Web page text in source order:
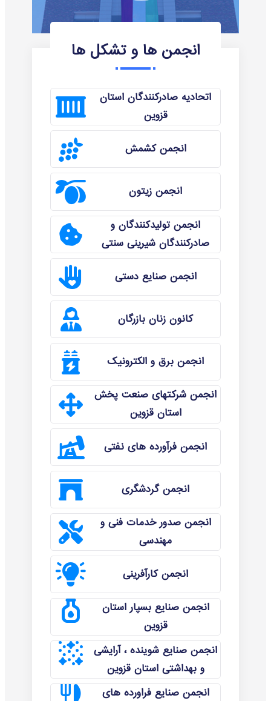
انجمن ها و تشکل ها
اتحادیه صادرکنندگان استان
قزوین
انجمن کشمش
انجمن زیتون
انجمن تولیدکنندگان و
صادرکنندگان شیرینی سنتی
انجمن صنایع دستی
کانون زنان بازرگان
انجمن برق و الکترونیک
انجمن شرکتهای صنعت پخش
استان قزوین
انجمن فرآورده های نفتی
انجمن گردشگری
انجمن صدور خدمات فنی و
مهندسی
انجمن کارآفرینی
انجمن صنایع بسپار استان
قزوین
انجمن صنایع شوینده ، آرایشی
و بهداشتی استان قزوین
انجمن صنایع فراورده های